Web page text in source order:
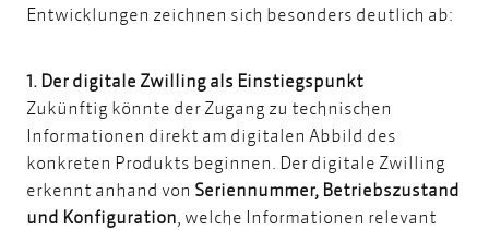
Entwicklungen zeichnen sich besonders deutlich ab:
1. Der digitale Zwilling als Einstiegspunkt
Zukünftig könnte der Zugang zu technischen
Informationen direkt am digitalen Abbild des
konkreten Produkts beginnen. Der digitale Zwilling
erkennt anhand von Seriennummer, Betriebszustand
und Konfiguration , welche Informationen relevant